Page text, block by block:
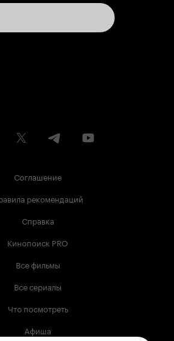
Соглашение
рекомендаций
Справка
Кинопоиск PRO
Все фильмы
Все сериалы
Что посмотреть
Афиша